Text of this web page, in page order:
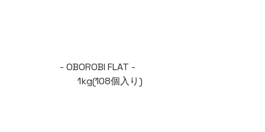
- OBOROBI FLAT -
1kg(108個入り)